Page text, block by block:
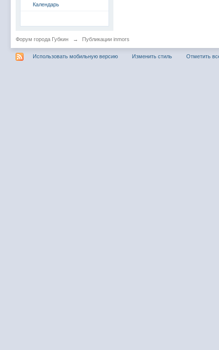
Календарь
Форум города Губкин → Публикации inmors
Использовать мобильную версию Изменить стиль Отметить